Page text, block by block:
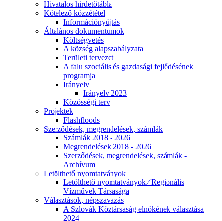
Hivatalos hirdetőtábla
Kötelező közzététel
Információnyújtás
Általános dokumentumok
Költségvetés
A község alapszabályzata
Területi tervezet
A falu szociális és gazdasági fejlődésének
programja
Irányelv
Irányelv 2023
Közösségi terv
Projektek
Flashfloods
Szerződések, megrendelések, számlák
Számlák 2018 - 2026
Megrendelések 2018 - 2026
Szerződések, megrendelések, számlák -
Archívum
Letölthető nyomtatványok
Letölthető nyomtatványok ⁄ Regionális
Vízművek Társasága
Választások, népszavazás
A Szlovák Köztársaság elnökének választása
2024